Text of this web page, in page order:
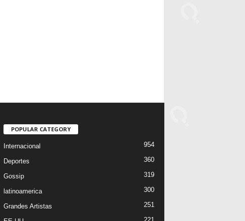
POPULAR CATEGORY
Internacional 954
Deportes 360
Gossip 319
latinoamerica 300
Grandes Artistas 251